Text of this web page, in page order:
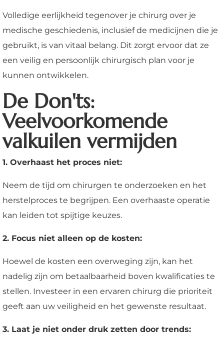
Volledige eerlijkheid tegenover je chirurg over je
medische geschiedenis, inclusief de medicijnen die je
gebruikt, is van vitaal belang. Dit zorgt ervoor dat ze
een veilig en persoonlijk chirurgisch plan voor je
kunnen ontwikkelen.
De Don'ts:
Veelvoorkomende
valkuilen vermijden
1. Overhaast het proces niet:
Neem de tijd om chirurgen te onderzoeken en het
herstelproces te begrijpen. Een overhaaste operatie
kan leiden tot spijtige keuzes.
2. Focus niet alleen op de kosten:
Hoewel de kosten een overweging zijn, kan het
nadelig zijn om betaalbaarheid boven kwalificaties te
stellen. Investeer in een ervaren chirurg die prioriteit
geeft aan uw veiligheid en het gewenste resultaat.
3. Laat je niet onder druk zetten door trends: